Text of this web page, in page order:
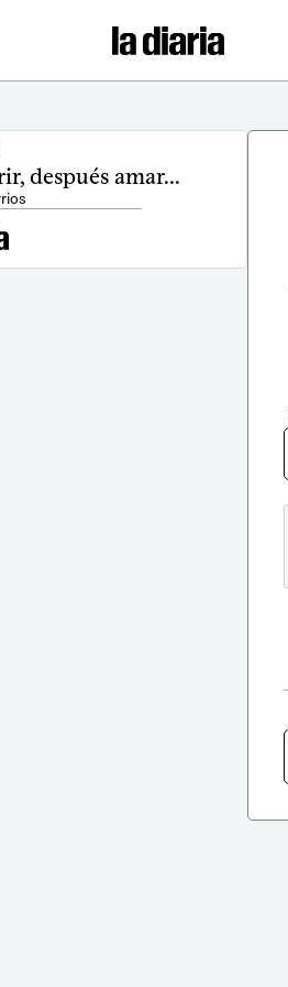
después amar...